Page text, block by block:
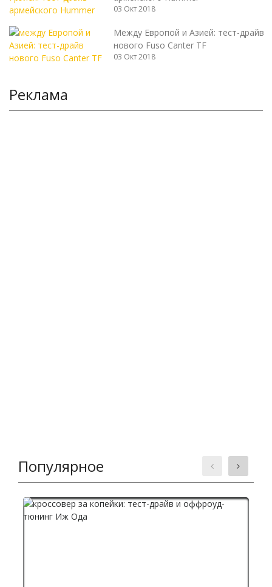
03 Окт 2018
Между Европой и Азией: тест-драйв
нового Fuso Canter TF
03 Окт 2018
Реклама
Популярное